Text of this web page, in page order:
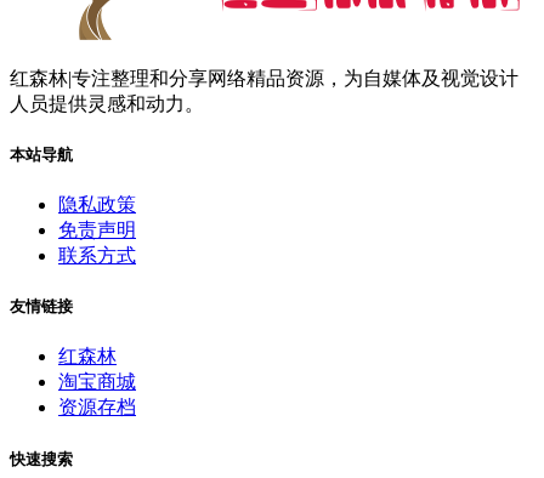
红森林|专注整理和分享网络精品资源，为自媒体及视觉设计
人员提供灵感和动力。
本站导航
隐私政策
免责声明
联系方式
友情链接
红森林
淘宝商城
资源存档
快速搜索